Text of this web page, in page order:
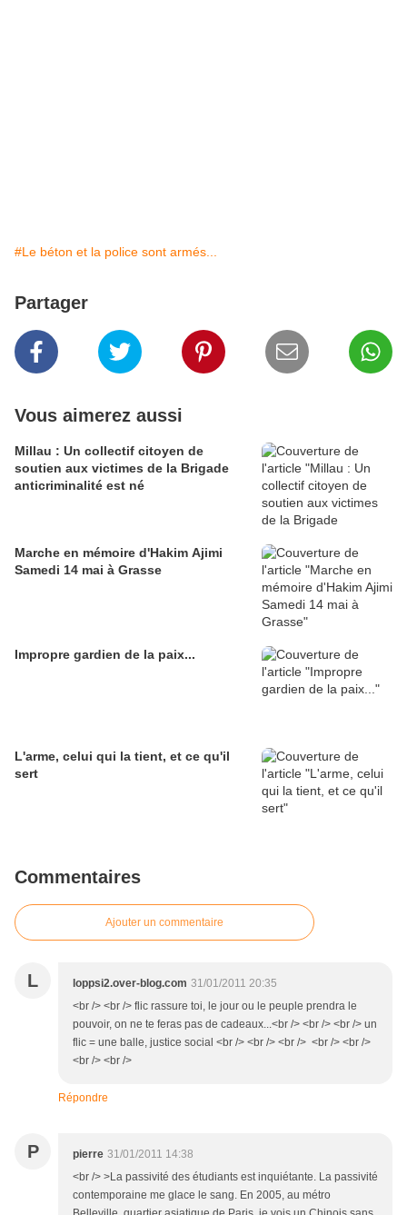
#Le béton et la police sont armés...
Partager
Vous aimerez aussi
Millau : Un collectif citoyen de
soutien aux victimes de la Brigade
anticriminalité est né
Marche en mémoire d'Hakim Ajimi
Samedi 14 mai à Grasse
Impropre gardien de la paix...
L'arme, celui qui la tient, et ce qu'il
sert
Commentaires
Ajouter un commentaire
L loppsi2.over-blog.com 31/01/2011 20:35
<br /> <br /> flic rassure toi, le jour ou le peuple prendra le
pouvoir, on ne te feras pas de cadeaux...<br /> <br /> <br /> un
flic = une balle, justice social <br /> <br /> <br /> <br /> <br />
<br /> <br />
Répondre
P pierre 31/01/2011 14:38
<br /> >La passivité des étudiants est inquiétante. La passivité
contemporaine me glace le sang. En 2005, au métro